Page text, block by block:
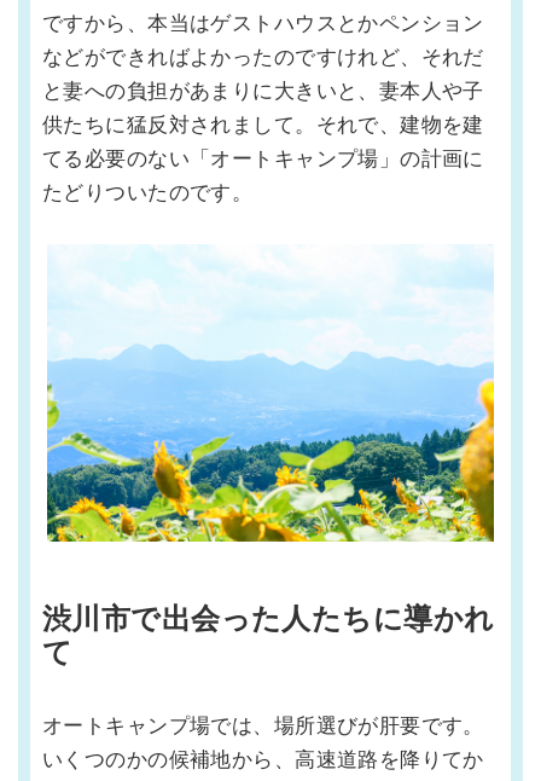
ですから、本当はゲストハウスとかペンション
などができればよかったのですけれど、それだ
と妻への負担があまりに大きいと、妻本人や子
供たちに猛反対されまして。それで、建物を建
てる必要のない「オートキャンプ場」の計画に
たどりついたのです。
渋川市で出会った人たちに導かれ
て
オートキャンプ場では、場所選びが肝要です。
いくつのかの候補地から、高速道路を降りてか